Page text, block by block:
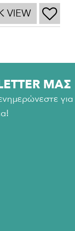
VIEW
ΜΑΣ
για